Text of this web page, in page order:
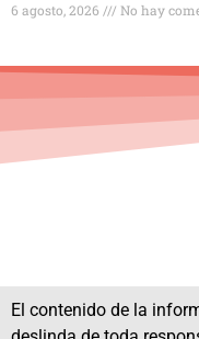
6 agosto, 2026 No hay
El contenido de la